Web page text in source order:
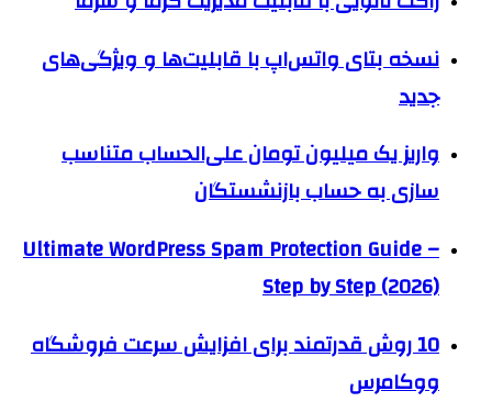
نسخه‌ بتای واتس‌اپ با قابلیت‌ها و ویژگی‌های
جدید
واریز یک میلیون تومان علی‌الحساب متناسب
سازی به حساب بازنشستگان
Ultimate WordPress Spam Protection Guide –
Step by Step (2026)
10 روش قدرتمند برای افزایش سرعت فروشگاه
ووکامرس